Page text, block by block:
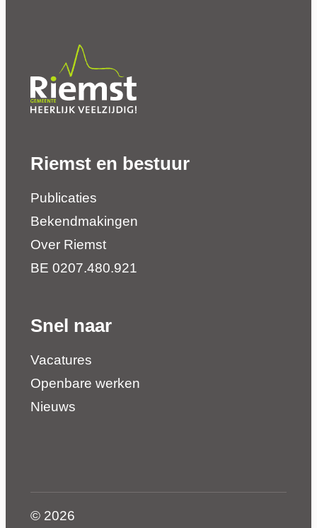
Riemst en bestuur
Publicaties
Bekendmakingen
Over Riemst
BE 0207.480.921
Snel naar
Vacatures
Openbare werken
Nieuws
© 2026